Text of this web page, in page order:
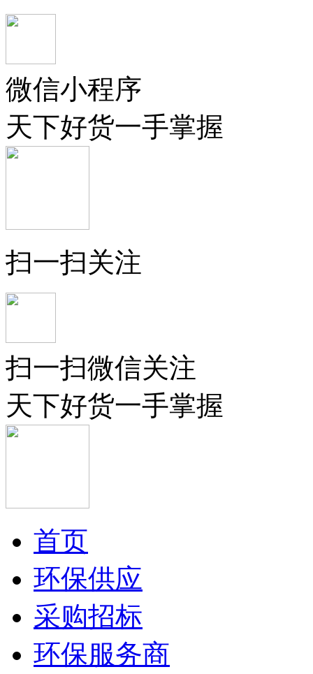
微信小程序
天下好货一手掌握
扫一扫关注
扫一扫微信关注
天下好货一手掌握
首页
环保供应
采购招标
环保服务商